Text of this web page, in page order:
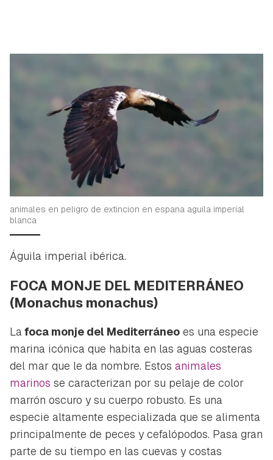
animales en peligro de extincion en espana aguila imperial
blanca
Águila imperial ibérica.
FOCA MONJE DEL MEDITERRÁNEO
(Monachus monachus)
Lafoca monje del Mediterráneo es una especie
marina icónica que habita en las aguas costeras
del mar que le da nombre. Estos animales
marinos se caracterizan por su pelaje de color
marrón oscuro y su cuerpo robusto. Es una
especie altamente especializada que se alimenta
principalmente de peces y cefalópodos. Pasa gran
parte de su tiempo en las cuevas y costas